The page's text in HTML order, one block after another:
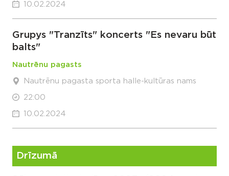
10.02.2024
Grupys "Tranzīts" koncerts "Es nevaru būt
balts"
Nautrēnu pagasts
Nautrēnu pagasta sporta halle-kultūras nams
22:00
10.02.2024
Drīzumā